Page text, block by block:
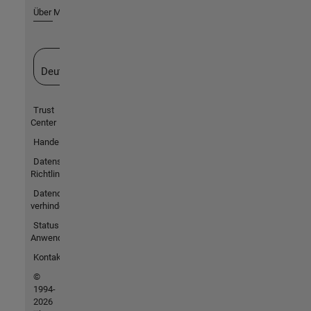
Über MathWorks
Deutschland
Trust
Center
Handelsmarken
Datenschutz-
Richtlinien
Datendiebstahl
verhindern
Status von
Anwendungen
Kontakt
©
1994-
2026